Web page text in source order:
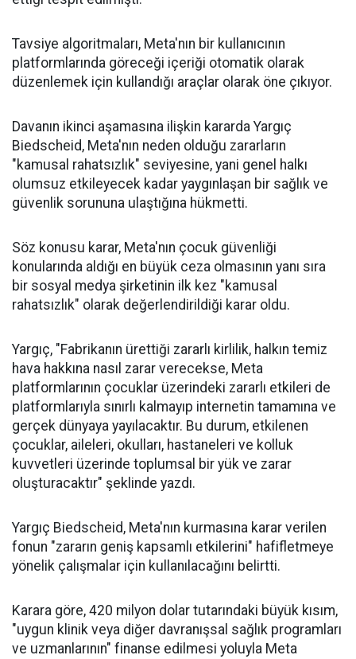
Tavsiye algoritmaları, Meta'nın bir kullanıcının
platformlarında göreceği içeriği otomatik olarak
düzenlemek için kullandığı araçlar olarak öne çıkıyor.
Davanın ikinci aşamasına ilişkin kararda Yargıç
Biedscheid, Meta'nın neden olduğu zararların
"kamusal rahatsızlık" seviyesine, yani genel halkı
olumsuz etkileyecek kadar yaygınlaşan bir sağlık ve
güvenlik sorununa ulaştığına hükmetti.
Söz konusu karar, Meta'nın çocuk güvenliği
konularında aldığı en büyük ceza olmasının yanı sıra
bir sosyal medya şirketinin ilk kez "kamusal
rahatsızlık" olarak değerlendirildiği karar oldu.
Yargıç, "Fabrikanın ürettiği zararlı kirlilik, halkın temiz
hava hakkına nasıl zarar verecekse, Meta
platformlarının çocuklar üzerindeki zararlı etkileri de
platformlarıyla sınırlı kalmayıp internetin tamamına ve
gerçek dünyaya yayılacaktır. Bu durum, etkilenen
çocuklar, aileleri, okulları, hastaneleri ve kolluk
kuvvetleri üzerinde toplumsal bir yük ve zarar
oluşturacaktır" şeklinde yazdı.
Yargıç Biedscheid, Meta'nın kurmasına karar verilen
fonun "zararın geniş kapsamlı etkilerini" hafifletmeye
yönelik çalışmalar için kullanılacağını belirtti.
Karara göre, 420 milyon dolar tutarındaki büyük kısım,
"uygun klinik veya diğer davranışsal sağlık programları
ve uzmanlarının" finanse edilmesi yoluyla Meta